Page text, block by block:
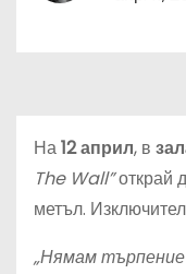
На12 април, в
The Wall”открай
метъл.
„Нямам търпение